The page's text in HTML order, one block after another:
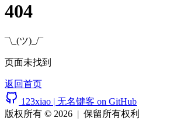
404
¯\_(ツ)_/¯
页面未找到
返回首页
123xiao | 无名键客 on GitHub
版权所有 © 2026 | 保留所有权利